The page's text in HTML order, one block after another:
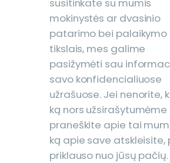
mokinystės ar dvasinio
patarimo bei palaikymo
tikslais, mes galime
pasižymėti sau
savo konfidencialiuose
užrašuose. Jei nenorite,
ką nors užsirašytumėme
praneškite apie tai
ką apie save atskleisite,
priklauso nuo jūsų pačių.